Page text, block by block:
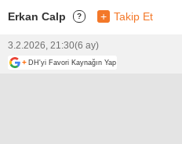
Erkan Calp ? + Takip Et
3.2.2026, 21:30(6 ay)
+ DH'yi Favori Kaynağın Yap